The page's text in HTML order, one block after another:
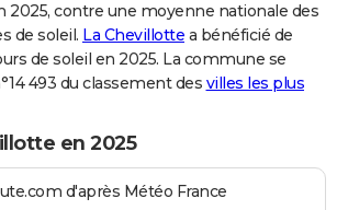
2025, contre une moyenne nationale des
de soleil. La Chevillotte a bénéficié de
de soleil en 2025. La commune se
493 du classement des villes les plus
en 2025
d'après Météo France